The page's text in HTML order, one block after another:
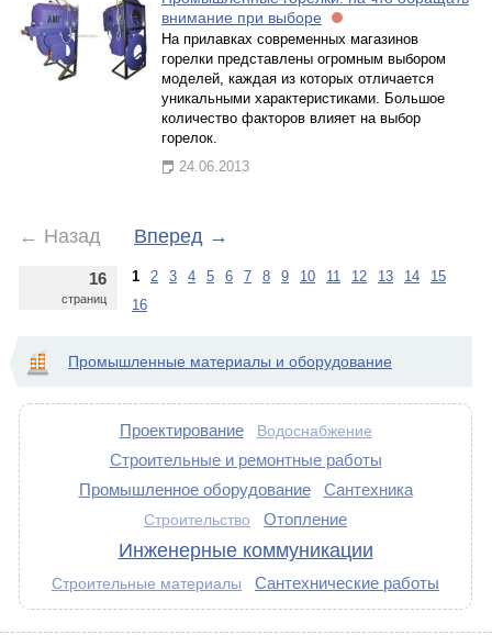
внимание при выборе
На прилавках современных магазинов
горелки представлены огромным выбором
моделей, каждая из которых отличается
уникальными характеристиками. Большое
количество факторов влияет на выбор
горелок.
24.06.2013
← Назад Вперед →
16
страниц
1 2 3 4 5 6 7 8 9 10 11 12 13 14
15
16
Промышленные материалы и оборудование
Проектирование Водоснабжение
Строительные и ремонтные работы
Промышленное оборудование
Сантехника
Строительство Отопление
Инженерные коммуникации
Строительные материалы Сантехнические работы